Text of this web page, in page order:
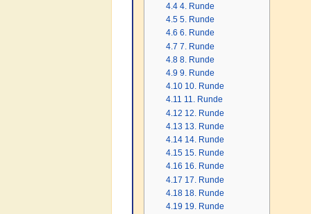
4.4 4. Runde
4.5 5. Runde
4.6 6. Runde
4.7 7. Runde
4.8 8. Runde
4.9 9. Runde
4.10 10. Runde
4.11 11. Runde
4.12 12. Runde
4.13 13. Runde
4.14 14. Runde
4.15 15. Runde
4.16 16. Runde
4.17 17. Runde
4.18 18. Runde
4.19 19. Runde